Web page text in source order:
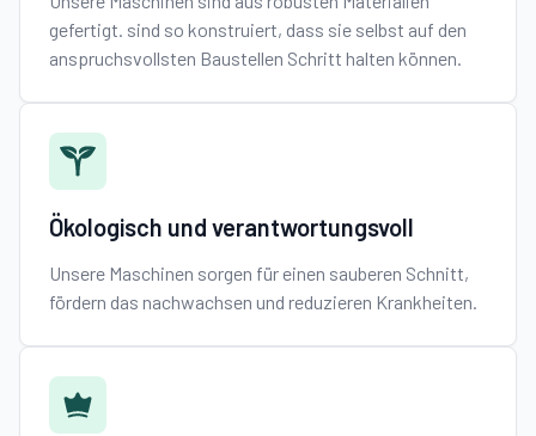
gefertigt. sind so konstruiert, dass sie selbst auf den
anspruchsvollsten Baustellen Schritt halten können.
Ökologisch und verantwortungsvoll
Unsere Maschinen sorgen für einen sauberen Schnitt,
fördern das nachwachsen und reduzieren Krankheiten.